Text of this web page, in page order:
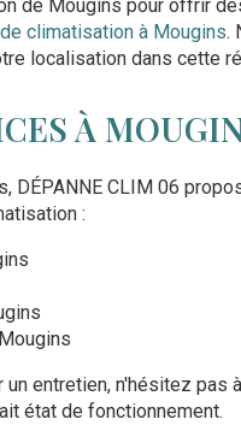
de Mougins pour offrir
climatisation à Mougins.
localisation dans cette
À
DÉPANNE CLIM 06
:
entretien, n'hésitez pas
état de fonctionnement.